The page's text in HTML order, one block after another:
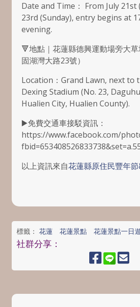
Date and Time： From July 21st
23rd (Sunday), entry begins at
evening.
🔻地點｜花蓮縣德興運動場旁大
固湖灣大路23號）
Location：Grand Lawn, next to
Dexing Stadium (No. 23,
Hualien City, Hualien County).
▶️免費交通車接駁資訊：
https://www.facebook.com/
以上資訊來自花蓮縣原住民豐年
標籤： 花蓮 花蓮景點 花蓮景點一日
社群分享：